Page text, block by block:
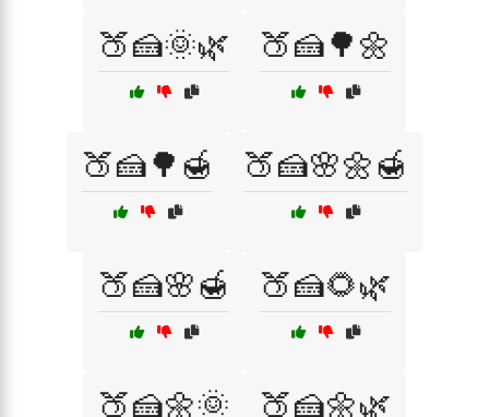
🍑🍰🌞🌿 🍑🍰🌳🌼
🍑🍰🌳🍯 🍑🍰🌸🌼🍯
🍑🍰🌸🍯 🍑🍰🌻🌿
🍑🍰🌼🌞 🍑🍰🌼🌿